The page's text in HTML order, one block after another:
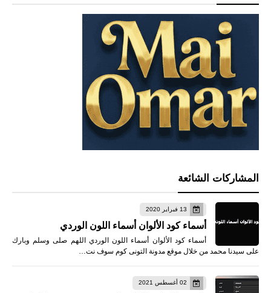
المشاركات الشائعة
13 فبراير 2020
أسماء كود الألوان أسماء اللون الوردي
أسماء كود الألوان أسماء اللون الوردي اللهم صلى وسلم وبارك
على سيدنا محمد من خلال موقع مدونة التونى كوم سوف نت…
02 أغسطس 2021